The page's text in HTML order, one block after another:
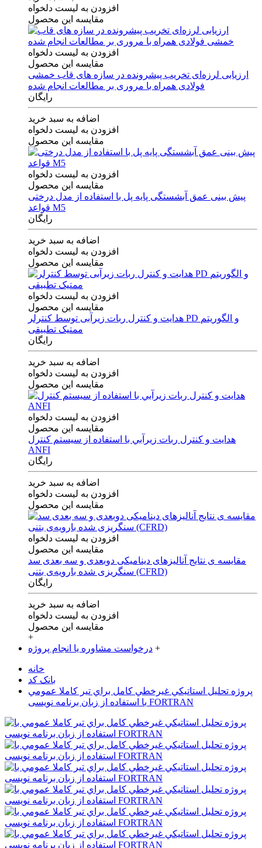
افزودن به لیست دلخواه
مقایسه این محصول
افزودن به لیست دلخواه
مقایسه این محصول
ارزیابی لرزه‌ای تخریب پیشرونده در سازه های قاب خمشی
فولادی همراه با مروری بر مطالعات انجام شده
رایگان
اضافه به سبد خرید
افزودن به لیست دلخواه
مقایسه این محصول
افزودن به لیست دلخواه
مقایسه این محصول
پیش بینی عمق آبشستگی پایه پل با استفاده از مدل درختی
قواعد M5
رایگان
اضافه به سبد خرید
افزودن به لیست دلخواه
مقایسه این محصول
افزودن به لیست دلخواه
مقایسه این محصول
هدایت و کنترل ربات زیرآبی توسط کنترلر PD و الگوریتم
ممتیک تطبیقی
رایگان
اضافه به سبد خرید
افزودن به لیست دلخواه
مقایسه این محصول
افزودن به لیست دلخواه
مقایسه این محصول
هدايت و كنترل ربات زيرآبي با استفاده از سيستم كنترل
ANFI
رایگان
اضافه به سبد خرید
افزودن به لیست دلخواه
مقایسه این محصول
افزودن به لیست دلخواه
مقایسه این محصول
مقایسه ی‌ نتایج آنالیزهای‌ دینامیکی‌ دوبعدی‌ و‌ سه بعدی‌ سد
سنگریزی‌ شده با‌رویه‌ی‌ بتنی‌ (CFRD)
رایگان
اضافه به سبد خرید
افزودن به لیست دلخواه
مقایسه این محصول
+
درخواست مشاوره یا انجام پروژه +
خانه
بانک کد
پروژه تحليل استاتيکي غيرخطي کامل براي تير کاملا عمومي
با استفاده از زبان برنامه نویسی FORTRAN